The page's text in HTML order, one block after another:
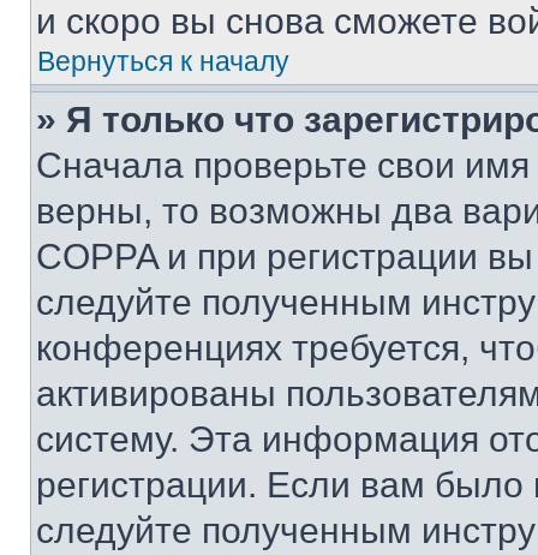
и скоро вы снова сможете
Вернуться к началу
» Я только что
Сначала проверьте свои
верны, то возможны два
COPPA и при регистрации
следуйте полученным
конференциях требуется,
активированы
систему. Эта информация
регистрации. Если вам
следуйте полученным